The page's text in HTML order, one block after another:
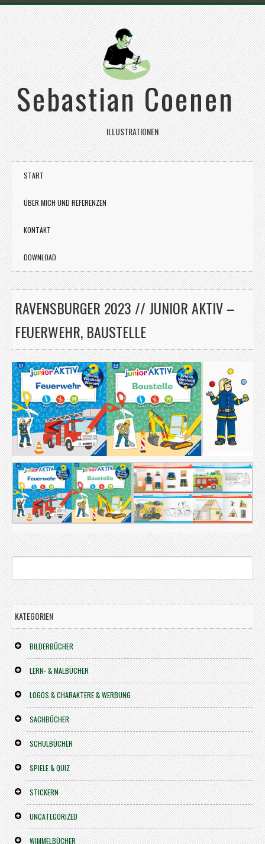
Sebastian Coenen
ILLUSTRATIONEN
START
ÜBER MICH UND REFERENZEN
KONTAKT
DOWNLOAD
RAVENSBURGER 2023 // JUNIOR AKTIV –
FEUERWEHR, BAUSTELLE
KATEGORIEN
BILDERBÜCHER
LERN- & MALBÜCHER
LOGOS & CHARAKTERE & WERBUNG
SACHBÜCHER
SCHULBÜCHER
SPIELE & QUIZ
STICKERN
UNCATEGORIZED
WIMMELBÜCHER